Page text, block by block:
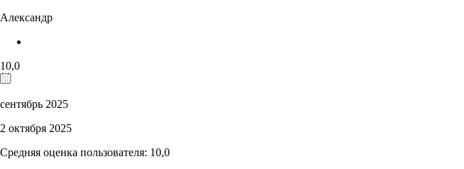
Александр
10,0
сентябрь 2025
2 октября 2025
Средняя оценка пользователя: 10,0